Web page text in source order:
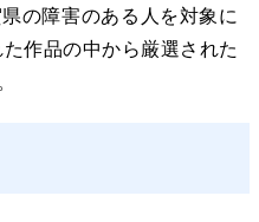
の障害のある人を対象に
作品の中から厳選された